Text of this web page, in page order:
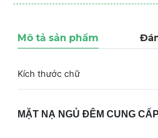
Mô tả sản phẩm
Kích thước chữ
MẶT NẠ NGỦ ĐÊM CUNG